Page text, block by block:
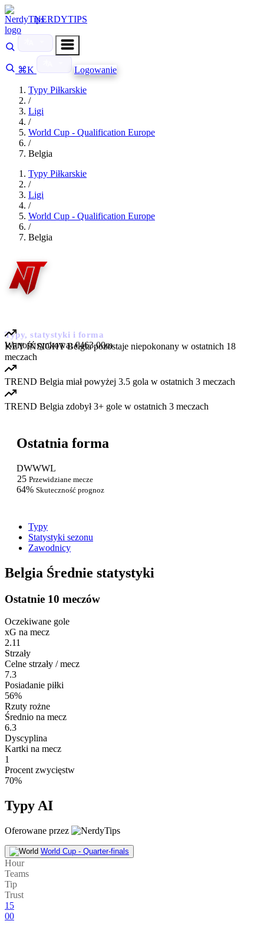
NERDYTIPS
⌘K
Logowanie
Typy Piłkarskie
/
Ligi
/
World Cup - Qualification Europe
/
Belgia
Typy Piłkarskie
/
Ligi
/
World Cup - Qualification Europe
/
Belgia
Typy, statystyki i forma
Wartość rynkowa:€463.00m
KEY INSIGHT Belgia pozostaje niepokonany w ostatnich 18
meczach
TREND Belgia miał powyżej 3.5 gola w ostatnich 3 meczach
TREND Belgia zdobył 3+ gole w ostatnich 3 meczach
Ostatnia forma
DWWWL
25 Przewidziane mecze
64% Skuteczność prognoz
Typy
Statystyki sezonu
Zawodnicy
Belgia Średnie statystyki
Ostatnie 10 meczów
Oczekiwane gole
xG na mecz
2.11
Strzały
Celne strzały / mecz
7.3
Posiadanie piłki
56%
Rzuty rożne
Średnio na mecz
6.3
Dyscyplina
Kartki na mecz
1
Procent zwycięstw
70%
Typy AI
Oferowane przez
World Cup - Quarter-finals
Hour
Teams
Tip
Trust
15
00